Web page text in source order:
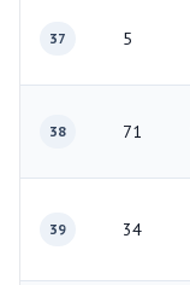
37 5
38 71
39 34